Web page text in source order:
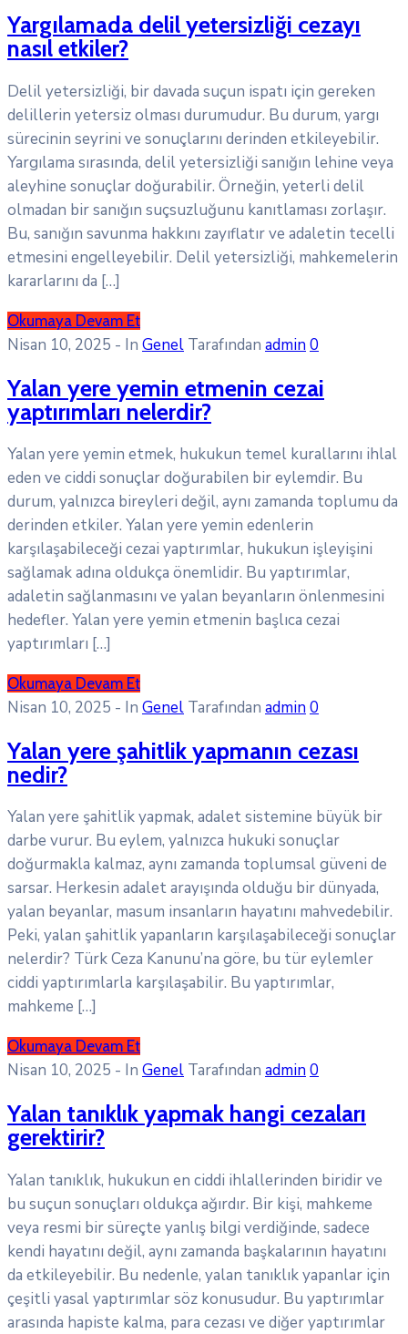
Yargılamada delil yetersizliği cezayı
nasıl etkiler?
Delil yetersizliği, bir davada suçun ispatı için gereken
delillerin yetersiz olması durumudur. Bu durum, yargı
sürecinin seyrini ve sonuçlarını derinden etkileyebilir.
Yargılama sırasında, delil yetersizliği sanığın lehine veya
aleyhine sonuçlar doğurabilir. Örneğin, yeterli delil
olmadan bir sanığın suçsuzluğunu kanıtlaması zorlaşır.
Bu, sanığın savunma hakkını zayıflatır ve adaletin tecelli
etmesini engelleyebilir. Delil yetersizliği, mahkemelerin
kararlarını da […]
Okumaya Devam Et
Nisan 10, 2025 - In Genel Tarafından admin0
Yalan yere yemin etmenin cezai
yaptırımları nelerdir?
Yalan yere yemin etmek, hukukun temel kurallarını ihlal
eden ve ciddi sonuçlar doğurabilen bir eylemdir. Bu
durum, yalnızca bireyleri değil, aynı zamanda toplumu da
derinden etkiler. Yalan yere yemin edenlerin
karşılaşabileceği cezai yaptırımlar, hukukun işleyişini
sağlamak adına oldukça önemlidir. Bu yaptırımlar,
adaletin sağlanmasını ve yalan beyanların önlenmesini
hedefler. Yalan yere yemin etmenin başlıca cezai
yaptırımları […]
Okumaya Devam Et
Nisan 10, 2025 - In Genel Tarafından admin0
Yalan yere şahitlik yapmanın cezası
nedir?
Yalan yere şahitlik yapmak, adalet sistemine büyük bir
darbe vurur. Bu eylem, yalnızca hukuki sonuçlar
doğurmakla kalmaz, aynı zamanda toplumsal güveni de
sarsar. Herkesin adalet arayışında olduğu bir dünyada,
yalan beyanlar, masum insanların hayatını mahvedebilir.
Peki, yalan şahitlik yapanların karşılaşabileceği sonuçlar
nelerdir? Türk Ceza Kanunu’na göre, bu tür eylemler
ciddi yaptırımlarla karşılaşabilir. Bu yaptırımlar,
mahkeme […]
Okumaya Devam Et
Nisan 10, 2025 - In Genel Tarafından admin0
Yalan tanıklık yapmak hangi cezaları
gerektirir?
Yalan tanıklık, hukukun en ciddi ihlallerinden biridir ve
bu suçun sonuçları oldukça ağırdır. Bir kişi, mahkeme
veya resmi bir süreçte yanlış bilgi verdiğinde, sadece
kendi hayatını değil, aynı zamanda başkalarının hayatını
da etkileyebilir. Bu nedenle, yalan tanıklık yapanlar için
çeşitli yasal yaptırımlar söz konusudur. Bu yaptırımlar
arasında hapiste kalma, para cezası ve diğer yaptırımlar